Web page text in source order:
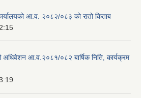
आ.व. २०८२/०८३ को रातो किताब
अधिवेशन आ.व.२०८१/०८२ बार्षिक निति, कार्यक्रम